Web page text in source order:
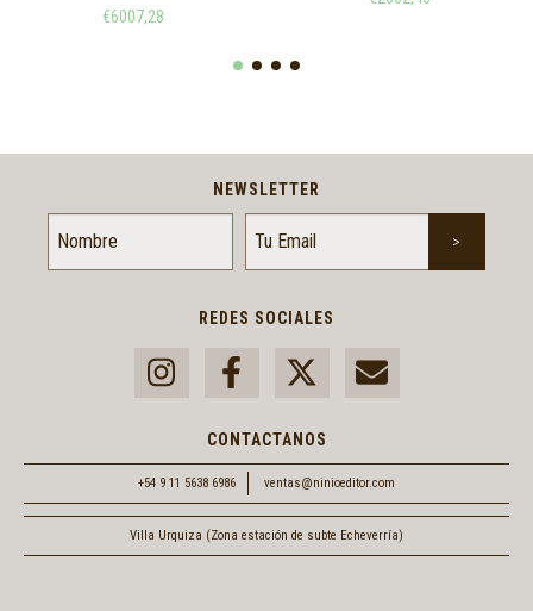
€6007,28
NEWSLETTER
REDES SOCIALES
CONTACTANOS
+54 9 11 5638 6986 ventas@ninioeditor.com
Villa Urquiza (Zona estación de subte Echeverría)